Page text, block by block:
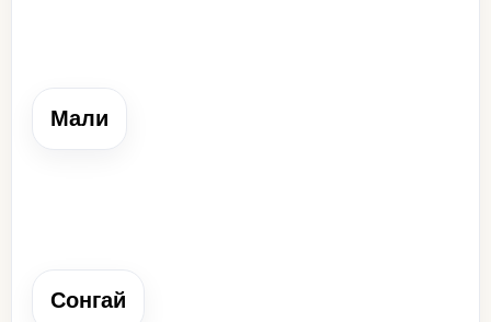
Мали
Государство, подчинившее Гану и известное богатыми
Сонгай
Государство, возвысившееся в конце Средневековья в